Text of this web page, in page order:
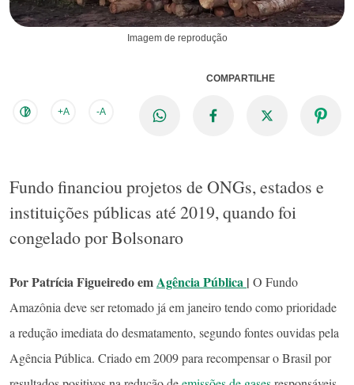
Imagem de reprodução
+A -A
COMPARTILHE
Fundo financiou projetos de ONGs, estados e
instituições públicas até 2019, quando foi
congelado por Bolsonaro
Por Patrícia Figueiredo emAgência Pública | O Fundo
Amazônia deve ser retomado já em janeiro tendo como prioridade
a redução imediata do desmatamento, segundo fontes ouvidas pela
Agência Pública. Criado em 2009 para recompensar o Brasil por